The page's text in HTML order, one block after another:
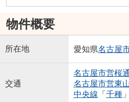
物件概要
所在地 愛知県名古屋
交通
名古屋市営桜
名古屋市営東
中央線 「 千種